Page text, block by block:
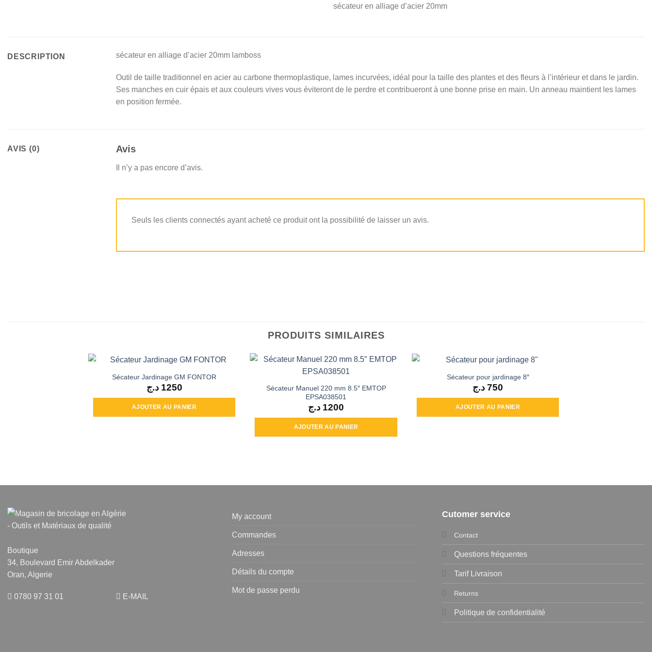
sécateur en alliage d’acier 20mm
DESCRIPTION sécateur en alliage d’acier 20mm lamboss
Outil de taille traditionnel en acier au carbone thermoplastique, lames incurvées, idéal pour la taille des plantes et des fleurs à l’intérieur et dans le jardin.
Ses manches en cuir épais et aux couleurs vives vous éviteront de le perdre et contribueront à une bonne prise en main. Un anneau maintient les lames
en position fermée.
AVIS (0) Avis
Il n’y a pas encore d’avis.
Seuls les clients connectés ayant acheté ce produit ont la possibilité de laisser un avis.
PRODUITS SIMILAIRES
Sécateur Jardinage GM FONTOR
1250 د.ج
AJOUTER AU PANIER
Sécateur Manuel 220 mm 8.5″ EMTOP
EPSA038501
1200 د.ج
AJOUTER AU PANIER
Sécateur pour jardinage 8″
750 د.ج
AJOUTER AU PANIER
Boutique
34, Boulevard Emir Abdelkader
Oran, Algerie
0780 97 31 01 E-MAIL
My account
Commandes
Adresses
Détails du compte
Mot de passe perdu
Cutomer service
Contact
Questions fréquentes
Tarif Livraison
Returns
Politique de confidentialité